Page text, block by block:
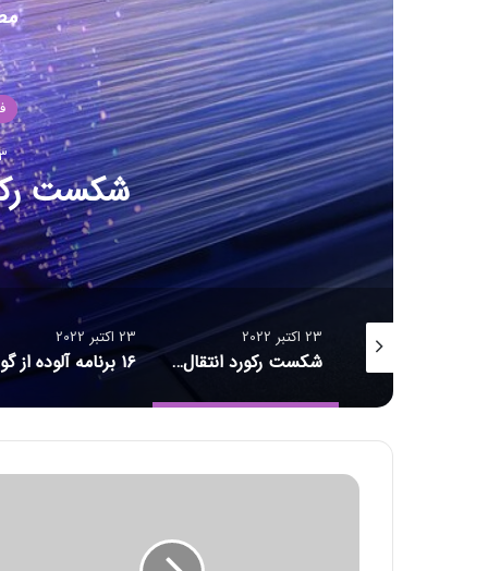
23
شکست
23 اکتبر 2022
شکست رکورد انتقال داده
23 اکتبر 2022
ا